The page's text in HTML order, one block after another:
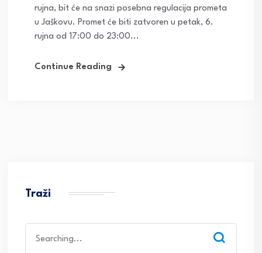
rujna, bit će na snazi posebna regulacija prometa
u Jaškovu. Promet će biti zatvoren u petak, 6.
rujna od 17:00 do 23:00...
Continue Reading
Traži
for: